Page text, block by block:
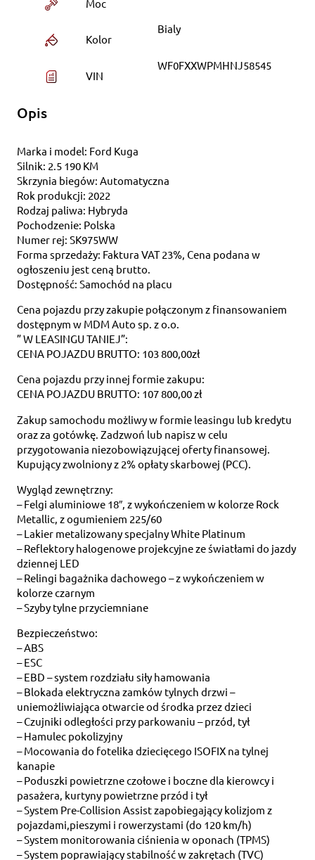
Moc
Kolor
Bialy
VIN
WF0FXXWPMHNJ58545
Opis
Marka i model: Ford Kuga
Silnik: 2.5 190 KM
Skrzynia biegów: Automatyczna
Rok produkcji: 2022
Rodzaj paliwa: Hybryda
Pochodzenie: Polska
Numer rej: SK975WW
Forma sprzedaży: Faktura VAT 23%, Cena podana w
ogłoszeniu jest ceną brutto.
Dostępność: Samochód na placu
Cena pojazdu przy zakupie połączonym z finansowaniem
dostępnym w MDM Auto sp. z o.o.
” W LEASINGU TANIEJ”:
CENA POJAZDU BRUTTO: 103 800,00zł
Cena pojazdu przy innej formie zakupu:
CENA POJAZDU BRUTTO: 107 800,00 zł
Zakup samochodu możliwy w formie leasingu lub kredytu
oraz za gotówkę. Zadzwoń lub napisz w celu
przygotowania niezobowiązującej oferty finansowej.
Kupujący zwolniony z 2% opłaty skarbowej (PCC).
Wygląd zewnętrzny:
– Felgi aluminiowe 18″, z wykończeniem w kolorze Rock
Metallic, z ogumieniem 225/60
– Lakier metalizowany specjalny White Platinum
– Reflektory halogenowe projekcyjne ze światłami do jazdy
dziennej LED
– Relingi bagażnika dachowego – z wykończeniem w
kolorze czarnym
– Szyby tylne przyciemniane
Bezpieczeństwo:
– ABS
– ESC
– EBD – system rozdziału siły hamowania
– Blokada elektryczna zamków tylnych drzwi –
uniemożliwiająca otwarcie od środka przez dzieci
– Czujniki odległości przy parkowaniu – przód, tył
– Hamulec pokolizyjny
– Mocowania do fotelika dziecięcego ISOFIX na tylnej
kanapie
– Poduszki powietrzne czołowe i boczne dla kierowcy i
pasażera, kurtyny powietrzne przód i tył
– System Pre-Collision Assist zapobiegający kolizjom z
pojazdami,pieszymi i rowerzystami (do 120 km/h)
– System monitorowania ciśnienia w oponach (TPMS)
– System poprawiający stabilność w zakrętach (TVC)